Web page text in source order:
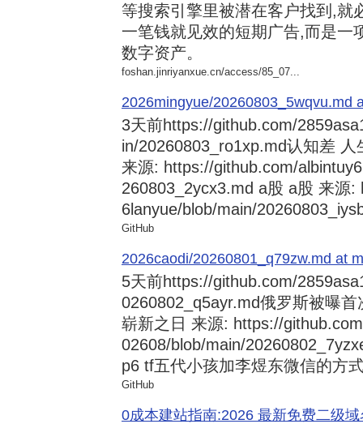
等搜索引擎里被潜在客户找到,就
一笔钱就见效的短期广告,而是一
数字资产。
foshan.jinriyanxue.cn/access/85_07...
2026mingyue/20260803_5wqvu.md
3天前https://github.com/
in/20260803_ro1xp.md认知差
来源: https://github.com/
260803_2ycx3.md a股 a股 来源
6lanyue/blob/main/
GitHub
2026caodi/20260801_q79zw.md at
5天前https://github.com/
0260802_q5ayr.md俄罗斯被曝
崭新之日 来源: https://
02608/blob/main/
p6 tf五代小孩加李煜东微信的方
GitHub
0成本建站指南:2026 最新免费二级